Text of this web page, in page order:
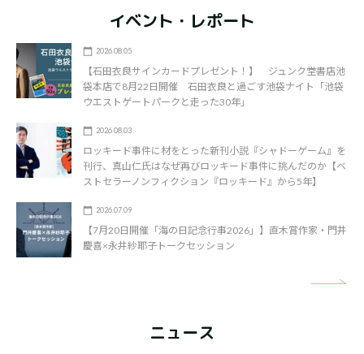
イベント・レポート
2026.08.05
【石田衣良サインカードプレゼント！】 ジュンク堂書店池
袋本店で8月22日開催 石田衣良と過ごす池袋ナイト「池袋
ウエストゲートパークと走った30年」
2026.08.03
ロッキード事件に材をとった新刊小説『シャドーゲーム』を
刊行、真山仁氏はなぜ再びロッキード事件に挑んだのか【ベ
ストセラーノンフィクション『ロッキード』から5年】
2026.07.09
【7月20日開催「海の日記念行事2026」】直木賞作家・門井
慶喜×永井紗耶子トークセッション
ニュース